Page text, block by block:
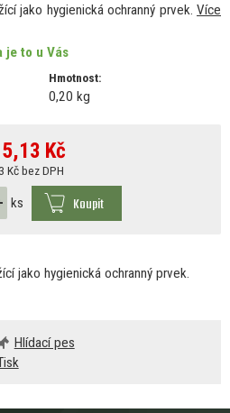
jako hygienická ochranný prvek. Více
je to u Vás
Hmotnost:
0,20 kg
Kč
Kč bez DPH
ks Koupit
jako hygienická ochranný prvek.
Hlídací pes